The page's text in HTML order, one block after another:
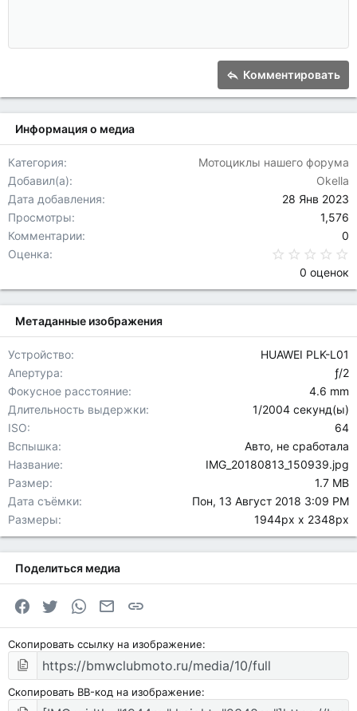
26
Trebuchet MS
Заголовок 2
Комментировать
Информация о медиа
Категория
Мотоциклы нашего форума
Добавил(а)
Okella
Дата добавления
28 Янв 2023
Просмотры
1,576
Комментарии
0
Оценка
0 оценок
Метаданные изображения
Устройство
HUAWEI PLK-L01
Апертура
ƒ/2
Фокусное расстояние
4.6 mm
Длительность выдержки
1/2004 секунд(ы)
ISO
64
Вспышка
Авто, не сработала
Название
IMG_20180813_150939.jpg
Размер
1.7 MB
Дата съёмки
Пон, 13 Август 2018 3:09 PM
Размеры
1944px x 2348px
Поделиться медиа
Facebook
Twitter WhatsAppЭлектронная почта
Скопировать ссылку на изображение
Скопировать BB-код на изображение